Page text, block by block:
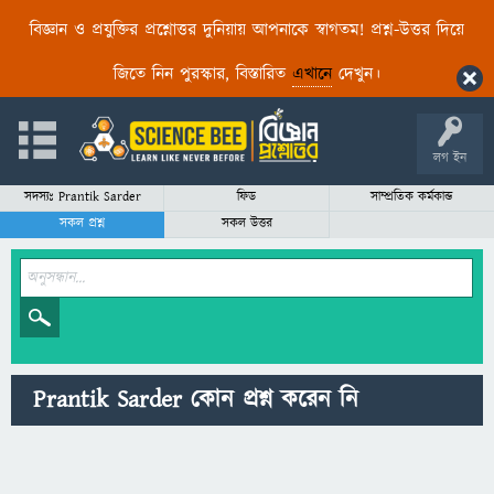
বিজ্ঞান ও প্রযুক্তির প্রশ্নোত্তর দুনিয়ায় আপনাকে স্বাগতম! প্রশ্ন-উত্তর দিয়ে
জিতে নিন পুরস্কার, বিস্তারিত এখানেদেখুন।
লগ ইন
সদস্যঃ Prantik Sarder ফিড
সাম্প্রতিক কর্মকান্ড
সকল প্রশ্ন
সকল উত্তর
Prantik Sarder কোন প্রশ্ন করেন নি